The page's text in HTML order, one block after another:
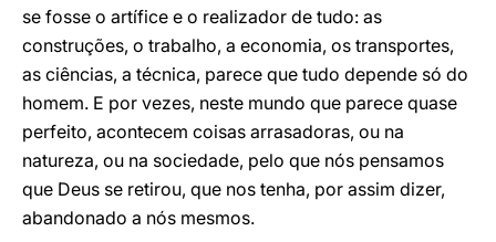
se fosse o artífice e o realizador de tudo: as
construções, o trabalho, a economia, os transportes,
as ciências, a técnica, parece que tudo depende só do
homem. E por vezes, neste mundo que parece quase
perfeito, acontecem coisas arrasadoras, ou na
natureza, ou na sociedade, pelo que nós pensamos
que Deus se retirou, que nos tenha, por assim dizer,
abandonado a nós mesmos.